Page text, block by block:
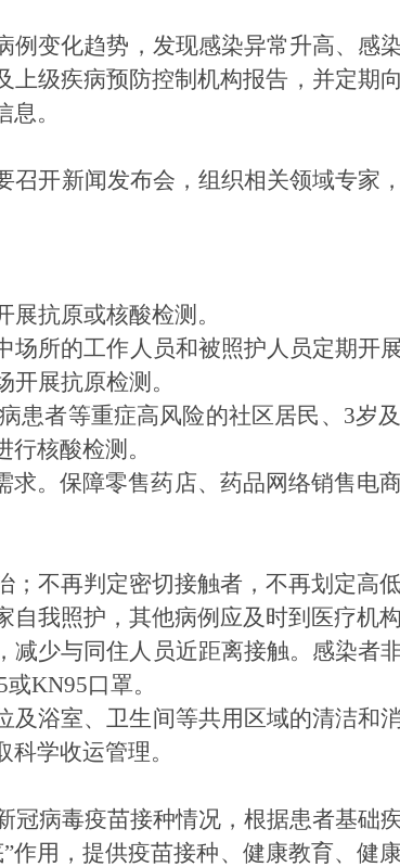
融媒体
例变化趋势，发现感染异常升高、 感
级疾病预防控制机构报告，并定期
。
召开新闻发布会，组织相关领域专家
展抗原或核酸检测。
所的工作人员和被照护人员定期开
展抗原检测。
患者等重症高风险的社区居民、3岁
核酸检测。
求。保障零售药店、药品网络销售电
不再判定密切接触者，不再划定高低
我照护，其他病例应及时到医疗机构
减少与同住人员近距离接触。感染者
或KN95口罩。
浴室、卫生间等共用区域的清洁和
科学收运管理。
冠病毒疫苗接种情况，根据患者基础
用，提供疫苗接种、健康教育、健